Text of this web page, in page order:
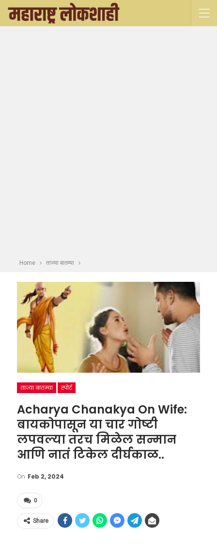
Home ताज्या बातम्या
ताज्या बातम्या स्पोर्ट
Acharya Chanakya On Wife:
बायकोपासून या चार गोष्टी
लपवल्या तरच मिळेल सन्मान
आणि नातं टिकेल दीर्घकाळ..
On Feb 2, 2024
0
Share